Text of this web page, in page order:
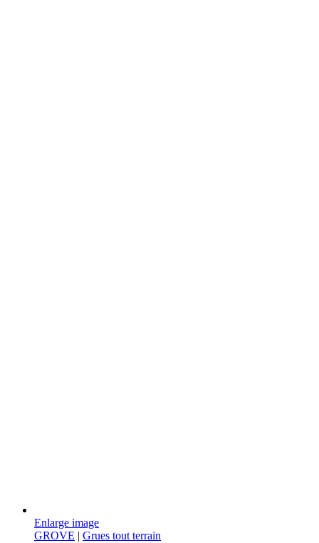
Enlarge image
GROVE | Grues tout terrain